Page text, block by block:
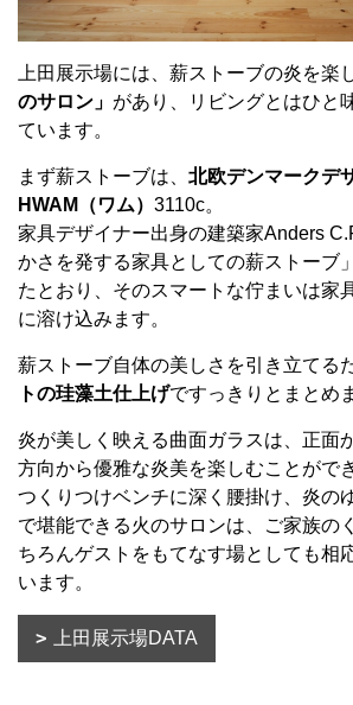
上田展示場には、薪ストーブの炎を楽
のサロン」 があり、リビングとはひと
ています。
まず薪ストーブは、 北欧デンマークデ
HWAM（ワム） 3110c。
家具デザイナー出身の建築家Anders
かさを発する家具としての薪ストーブ
たとおり、そのスマートな佇まいは家
に溶け込みます。
薪ストーブ自体の美しさを引き立てる
トの珪藻土仕上げですっきりとまとめ
炎が美しく映える曲面ガラスは、正面
方向から優雅な炎美を楽しむことがで
つくりつけベンチに深く腰掛け、炎の
で堪能できる火のサロンは、ご家族の
ちろんゲストをもてなす場としても相
います。
上田展示場DATA